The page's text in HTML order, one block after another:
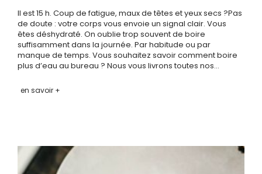
Il est 15 h. Coup de fatigue, maux de têtes et yeux secs ?Pas
de doute : votre corps vous envoie un signal clair. Vous
êtes déshydraté. On oublie trop souvent de boire
suffisamment dans la journée. Par habitude ou par
manque de temps. Vous souhaitez savoir comment boire
plus d’eau au bureau ? Nous vous livrons toutes nos…
en savoir +